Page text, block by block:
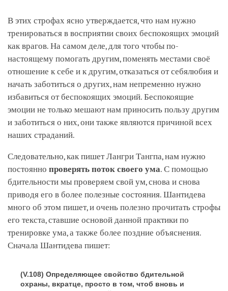
В этих строфах ясно утверждается, что нам нужно
тренироваться в восприятии своих беспокоящих эмоций
как врагов. На самом деле, для того чтобы по-
настоящему помогать другим, поменять местами своё
отношение к себе и к другим, отказаться от себялюбия и
начать заботиться о других, нам непременно нужно
избавиться от беспокоящих эмоций. Беспокоящие
эмоции не только мешают нам приносить пользу другим
и заботиться о них, они также являются причиной всех
наших страданий.
Следовательно, как пишет Лангри Тангпа, нам нужно
постоянно проверять поток своего ума. С помощью
бдительности мы проверяем свой ум, снова и снова
приводя его в более полезные состояния. Шантидева
много об этом пишет, и очень полезно прочитать строфы
его текста, ставшие основой данной практики по
тренировке ума, а также более поздние объяснения.
Сначала Шантидева пишет:
(V.108) Определяющее свойство бдительной
охраны, вкратце, просто в том, чтоб вновь и